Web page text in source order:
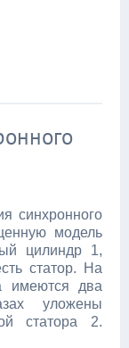
синхронного
модель
цилиндр 1,
статор. На
имеются два
уложены
статора 2.